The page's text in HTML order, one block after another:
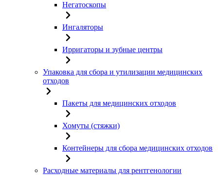
Негатоскопы
Ингаляторы
Ирригаторы и зубные центры
Упаковка для сбора и утилизации медицинских
отходов
Пакеты для медицинских отходов
Хомуты (стяжки)
Контейнеры для сбора медицинских отходов
Расходные материалы для рентгенологии